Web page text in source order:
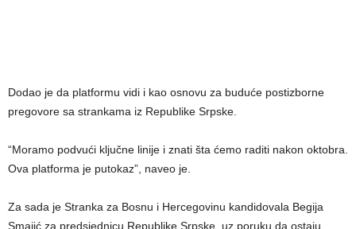
Dodao je da platformu vidi i kao osnovu za buduće postizborne
pregovore sa strankama iz Republike Srpske.
“Moramo podvući ključne linije i znati šta ćemo raditi nakon oktobra.
Ova platforma je putokaz”, naveo je.
Za sada je Stranka za Bosnu i Hercegovinu kandidovala Begija
Smajić za predsjednicu Republike Srpske, uz poruku da ostaju